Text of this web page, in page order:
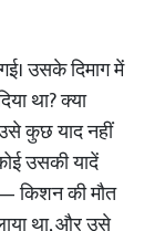
उसके दिमाग में
था? क्या
कुछ याद नहीं
उसकी यादें
किशन की मौत